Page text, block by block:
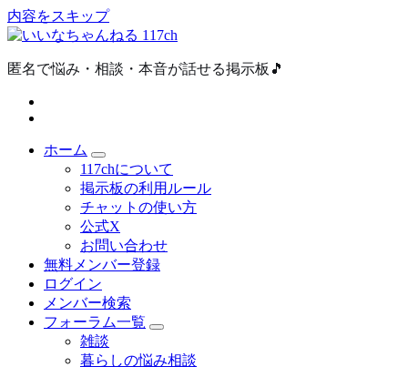
内容をスキップ
匿名で悩み・相談・本音が話せる掲示板🎵
ホーム
117chについて
掲示板の利用ルール
チャットの使い方
公式X
お問い合わせ
無料メンバー登録
ログイン
メンバー検索
フォーラム一覧
雑談
暮らしの悩み相談